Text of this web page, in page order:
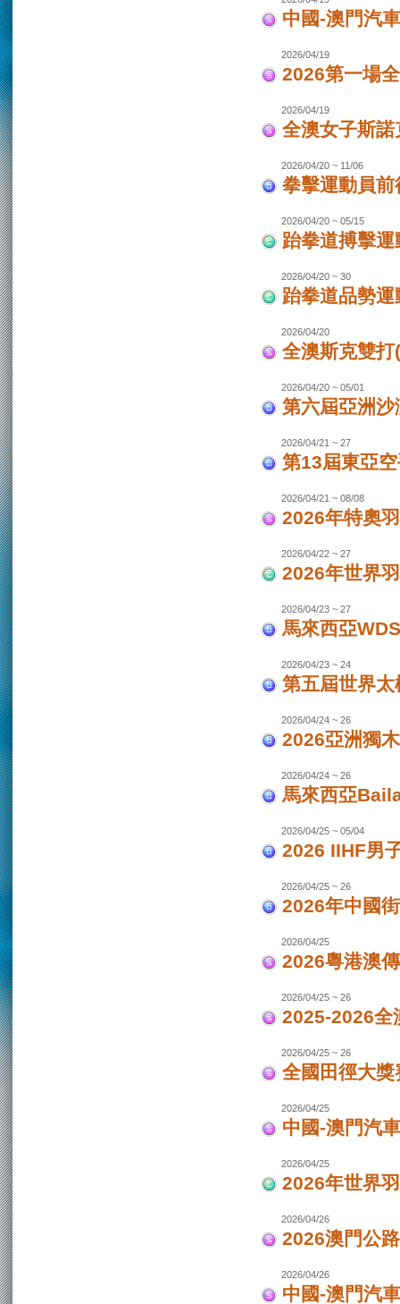
中國-澳門汽
2026/04/19
2026第一場
2026/04/19
全澳女子斯諾
2026/04/20 ~ 11/06
拳擊運動員
2026/04/20 ~ 05/15
跆拳道搏擊
2026/04/20 ~ 30
跆拳道品勢
2026/04/20
全澳斯克雙
2026/04/20 ~ 05/01
第六屆亞洲
2026/04/21 ~ 27
第13屆東亞
2026/04/21 ~ 08/08
2026年特奧
2026/04/22 ~ 27
2026年世界
2026/04/23 ~ 27
馬來西亞
2026/04/23 ~ 24
第五屆世界
2026/04/24 ~ 26
2026亞洲獨
2026/04/24 ~ 26
馬來西亞
2026/04/25 ~ 05/04
2026 IIHF男
2026/04/25 ~ 26
2026年中國
2026/04/25
2026粵港澳
2026/04/25 ~ 26
2025-2026全
2026/04/25 ~ 26
全國田徑大獎
2026/04/25
中國-澳門汽
2026/04/25
2026年世界
2026/04/26
2026澳門公
2026/04/26
中國-澳門汽